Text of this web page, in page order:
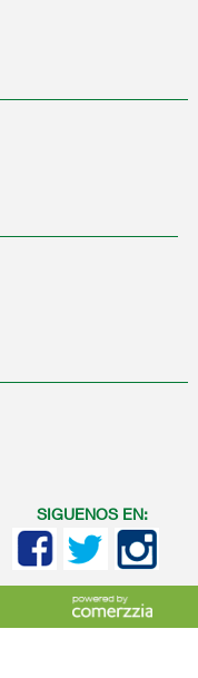
SIGUENOS EN: